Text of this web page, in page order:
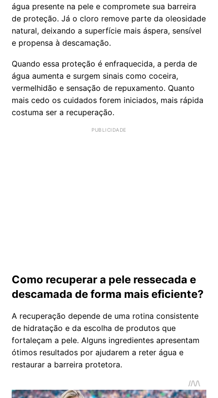
água presente na pele e compromete sua barreira
de proteção. Já o cloro remove parte da oleosidade
natural, deixando a superfície mais áspera, sensível
e propensa à descamação.
Quando essa proteção é enfraquecida, a perda de
água aumenta e surgem sinais como coceira,
vermelhidão e sensação de repuxamento. Quanto
mais cedo os cuidados forem iniciados, mais rápida
costuma ser a recuperação.
Como recuperar a pele ressecada e
descamada de forma mais eficiente?
A recuperação depende de uma rotina consistente
de hidratação e da escolha de produtos que
fortaleçam a pele. Alguns ingredientes apresentam
ótimos resultados por ajudarem a reter água e
restaurar a barreira protetora.